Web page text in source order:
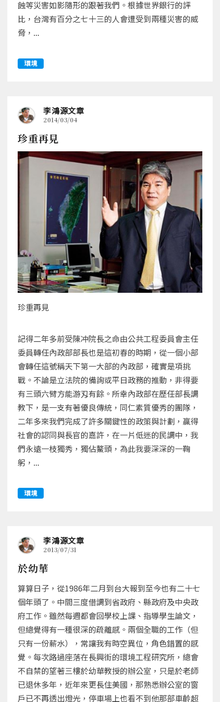
蝕等災害如影隨形的跟著我們。根據世界銀行的評
比，台灣有百分之七十三的人會遭受到兩種災害的威
脅，...
環境
李鴻源文章
2014/03/04
珍重再見
珍重再見
記得二年多前受陳冲院長之命由公共工程委員會主任
委員轉任內政部部長也是這初春的時期，從一個小部
會轉任這號稱天下第一大部的內政部，確實是項挑
戰。不論是立法院的備詢或平日政務的推動，非得要
有三頭六臂方能游刄有餘。所幸內政部在歷任部長調
教下，是一支有著優良傳統，同仁素質優秀的團隊，
二年多來我們完成了許多關鍵性的政策與計劃，贏得
社會的認同與長官的嘉許，在一片低迷的民調中，我
們永遠一枝獨秀，獨佔鰲頭，為此我要深深的一鞠
躬，...
環境
李鴻源文章
2013/07/31
於幼華
算算日子，從1986年二月到台大報到至今也有二十七
個年頭了。中間三度借調到省政府、縣政府及中央政
府工作。雖然每週都會回學校上課、指導學生論文，
但總覺得有一種很深的疏離感。兩個全職的工作（但
只有一份薪水），常讓我有時空異位，角色錯置的感
覺。每次路過座落在長興街的環境工程研究所，總會
不自禁的望著三樓於幼華教授的辦公室，只是於老師
已退休多年，近年來更長住美國，那熟悉辦公室的窗
戶已不再透出燈光，停車場上也看不到他那部車齡超